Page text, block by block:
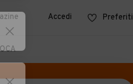
Accedi Preferiti